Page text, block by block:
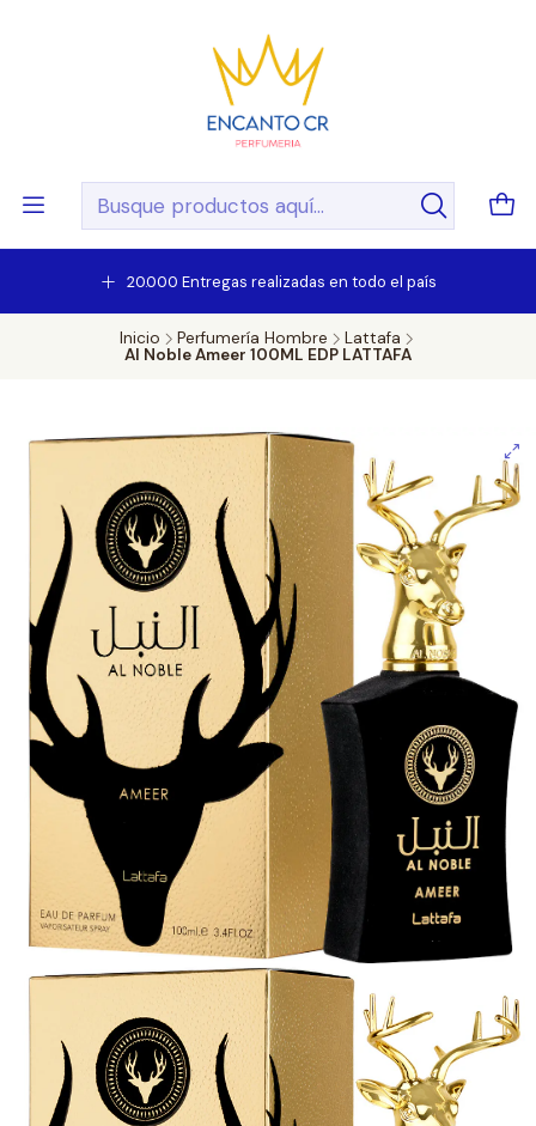
20.000 Entregas realizadas en todo el país
Inicio Perfumería Hombre
Lattafa
Al Noble Ameer 100ML EDP LATTAFA